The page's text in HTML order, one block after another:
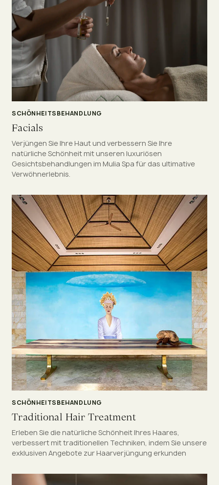
SCHÖNHEITSBEHANDLUNG
Facials
Verjüngen Sie Ihre Haut und verbessern Sie Ihre
natürliche Schönheit mit unseren luxuriösen
Gesichtsbehandlungen im Mulia Spa für das ultimative
Verwöhnerlebnis.
SCHÖNHEITSBEHANDLUNG
Traditional Hair Treatment
Erleben Sie die natürliche Schönheit Ihres Haares,
verbessert mit traditionellen Techniken, indem Sie unsere
exklusiven Angebote zur Haarverjüngung erkunden